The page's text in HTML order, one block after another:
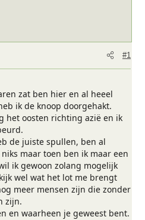
#1
zat ben hier en al heeel
ik de knoop doorgehakt.
het oosten richting azië en ik
de juiste spullen, ben al
maar toen ben ik maar een
ik gewoon zolang mogelijk
wel wat het lot me brengt
meer mensen zijn die zonder
zijn.
en waarheen je geweest bent.